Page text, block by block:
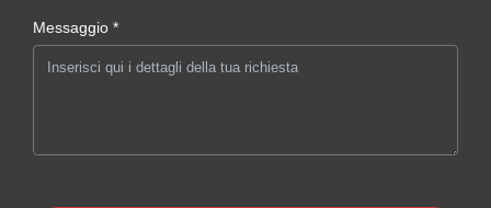
Messaggio *